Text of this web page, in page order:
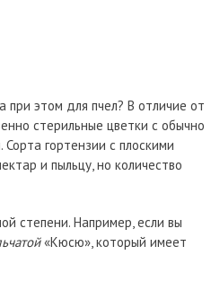
этом для пчел? В отличие от
стерильные цветки с обычно
гортензии с плоскими
и пыльцу, но количество
степени. Например, если вы
«Кюсю», который имеет